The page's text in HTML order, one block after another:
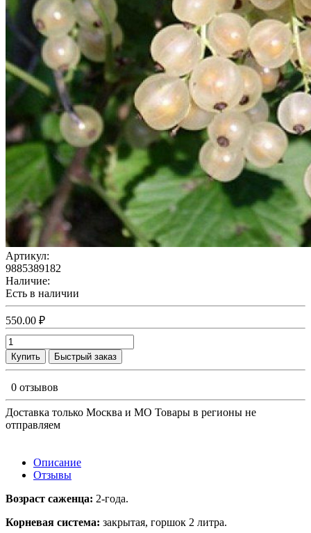
Артикул:
9885389182
Наличие:
Есть в наличии
550.00 ₽
Купить Быстрый заказ
0 отзывов
Доставка только Москва и МО Товары в регионы не
отправляем
Описание
Отзывы
Возраст саженца: 2-года.
Корневая система: закрытая, горшок 2 литра.